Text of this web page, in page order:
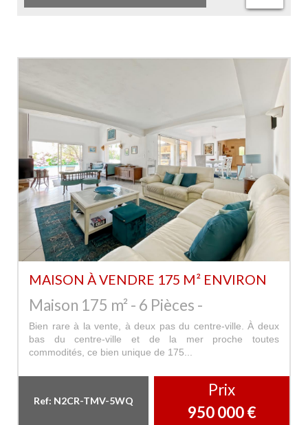
MAISON À VENDRE 175 M² ENVIRON
Maison 175 m² - 6 Pièces -
Bien rare à la vente, à deux pas du centre-ville. À deux
bas du centre-ville et de la mer proche toutes
commodités, ce bien unique de 175...
Ref: N2CR-TMV-5WQ
Prix
950 000 €